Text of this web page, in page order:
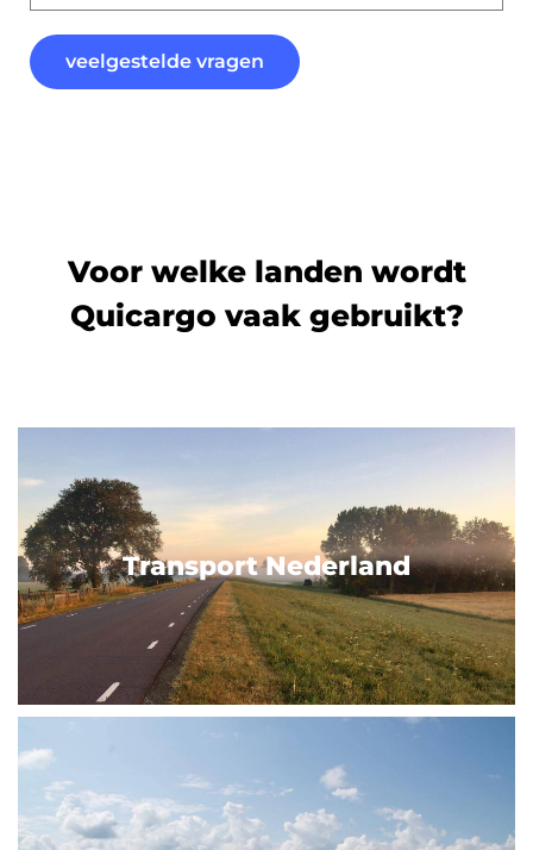
veelgestelde vragen
Voor welke landen wordt
Quicargo vaak gebruikt?
Transport Nederland